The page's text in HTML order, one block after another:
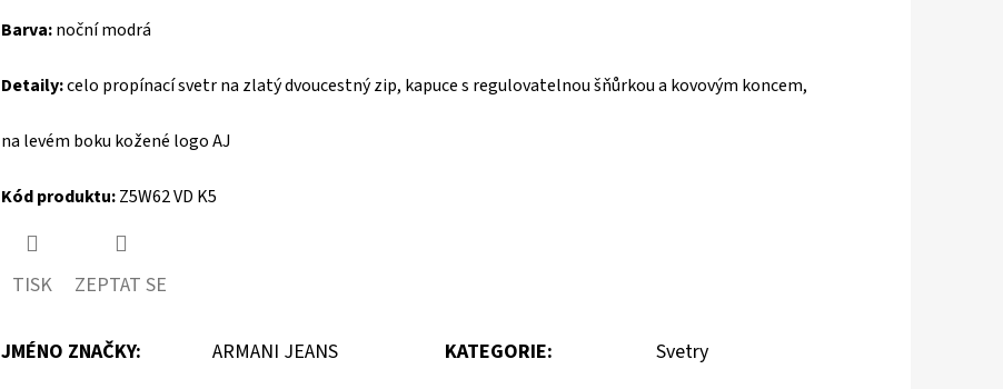
Barva:noční modrá
Detaily:celo propínací svetr na zlatý dvoucestný zip, kapuce s regulovatelnou šňůrkou a kovovým koncem,
na levém boku kožené logo AJ
Kód produktu:Z5W62 VD K5
TISK ZEPTAT SE
JMÉNO ZNAČKY: ARMANI JEANS KATEGORIE: Svetry